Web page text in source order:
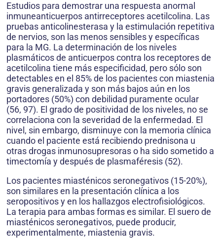
Estudios para demostrar una respuesta anormal
inmuneanticuerpos antirreceptores acetilcolina. Las
pruebas anticolinesterasa y la estimulación repetitiva
de nervios, son las menos sensibles y específicas
para la MG. La determinación de los niveles
plasmáticos de anticuerpos contra los receptores de
acetilcolina tiene más especificidad, pero sólo son
detectables en el 85% de los pacientes con miastenia
gravis generalizada y son más bajos aún en los
portadores (50%) con debilidad puramente ocular
(56, 97). El grado de positividad de los niveles, no se
correlaciona con la severidad de la enfermedad. El
nivel, sin embargo, disminuye con la memoria clínica
cuando el paciente está recibiendo prednisona u
otras drogas inmunosupresoras o ha sido sometido a
timectomía y después de plasmaféresis (52).
Los pacientes miasténicos seronegativos (15-20%),
son similares en la presentación clínica a los
seropositivos y en los hallazgos electrofisiológicos.
La terapia para ambas formas es similar. El suero de
miasténicos seronegativos, puede producir,
experimentalmente, miastenia gravis.